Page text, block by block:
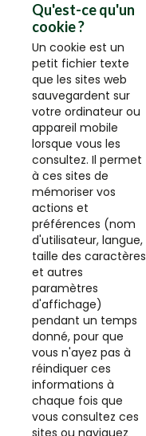
Qu'est-ce qu'un
cookie ?
Un cookie est un
petit fichier texte
que les sites web
sauvegardent sur
votre ordinateur ou
appareil mobile
lorsque vous les
consultez. Il permet
à ces sites de
mémoriser vos
actions et
préférences (nom
d'utilisateur, langue,
taille des caractères
et autres
paramètres
d'affichage)
pendant un temps
donné, pour que
vous n'ayez pas à
réindiquer ces
informations à
chaque fois que
vous consultez ces
sites ou naviguez